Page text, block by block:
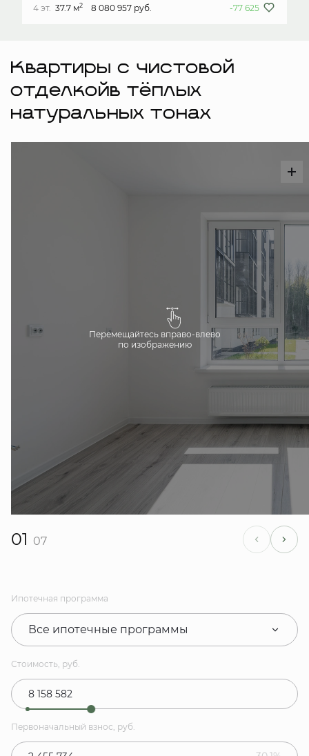
4 эт. 37.7 м2 8 080 957 руб. -77 625
Квартиры с чистовой
отделкойв тёплых
натуральных тонах
Перемещайтесь вправо-влево
по изображению
01 07
Ипотечная программа
Все ипотечные программы
Стоимость, руб.
Первоначальный взнос, руб.